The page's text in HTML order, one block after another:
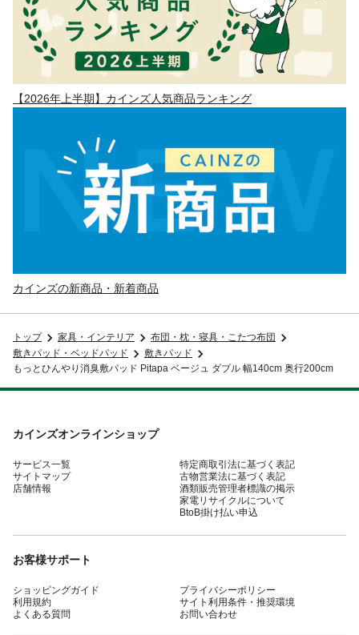
【2026年上半期】カインズ人気商品ランキング
カインズの新商品・新着商品
トップ 家具・インテリア
布団・枕・寝具・こたつ布団
敷きパッド・ベッドパッド
敷きパッド
もっとひんやり消臭敷パッド Pitapa ベージュ ダブル 幅140cm 奥行200cm
カインズオンラインショップ
サービス一覧
サイトマップ
店舗情報
特定商取引法に基づく表記
古物営業法に基づく表記
酒類販売管理者標識の掲示
家電リサイクルについて
BtoB掛け払い申込
お客様サポート
ショッピングガイド
利用規約
よくある質問
プライバシーポリシー
サイト利用条件・推奨環境
お問い合わせ